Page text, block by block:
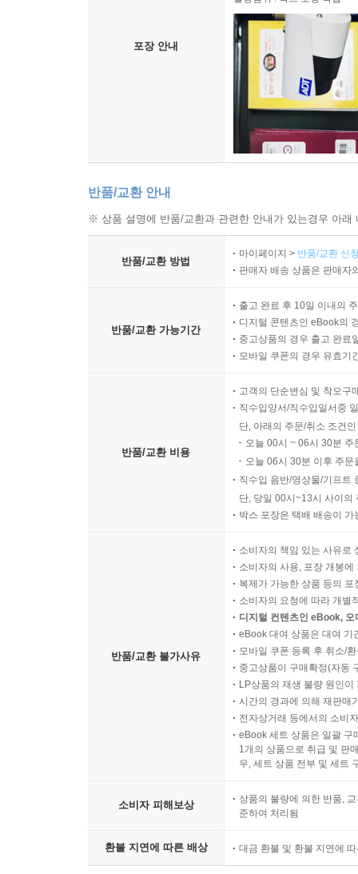
포장 안내
반품/교환 안내
※ 상품 설명에 반품/교환과 관련한 안내가 있는경우 아
반품/교환 방법
마이페이지 > 반품/교환 신
판매자 배송 상품은 판매자
반품/교환 가능기간
출고 완료 후 10일 이내의
디지털 콘텐츠인 eBook의
중고상품의 경우 출고 완료
모바일 쿠폰의 경우 유효기
반품/교환 비용
고객의 단순변심 및 착오구
직수입양서/직수입일서중
단, 아래의 주문/취소 조건
오늘 00시 ~ 06시 30분
오늘 06시 30분 이후 주
직수입 음반/영상물/기프트
단, 당일 00시~13시 사이의
박스 포장은 택배 배송이
반품/교환 불가사유
소비자의 책임 있는 사유로
소비자의 사용, 포장 개봉
복제가 가능한 상품 등의
소비자의 요청에 따라 개별
디지털 컨텐츠인 eBook,
eBook 대여 상품은 대여 기
모바일 쿠폰 등록 후 취소/
중고상품이 구매확정(자동
LP상품의 재생 불량 원인
시간의 경과에 의해 재판매
전자상거래 등에서의 소비
eBook 세트 상품은 일괄 구
1개의 상품으로 취급 및 판
우, 세트 상품 전부 및 세트
소비자 피해보상
상품의 불량에 의한 반품,
준하여 처리됨
환불 지연에 따른 배상 대금 환불 및 환불 지연에